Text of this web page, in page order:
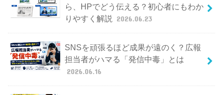
ら、HPでどう伝える？初心者にもわか
りやすく解説
2026.06.23
SNSを頑張るほど成果が遠のく？広報
担当者がハマる「発信中毒」とは
2026.06.16